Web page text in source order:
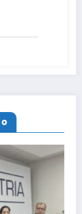
en